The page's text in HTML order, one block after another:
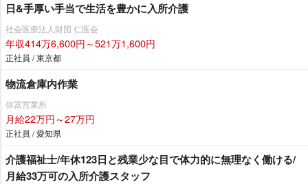
日&手厚い手当で生活を豊かに入所介護
社会医療法人財団 仁医会
年収414万6,600円～521万1,600円
正社員 / 東京都
物流倉庫内作業
弥冨営業所
月給22万円～27万円
正社員 / 愛知県
介護福祉士/年休123日と残業少な目で体力的に無理なく働ける/
月給33万可の入所介護スタッフ